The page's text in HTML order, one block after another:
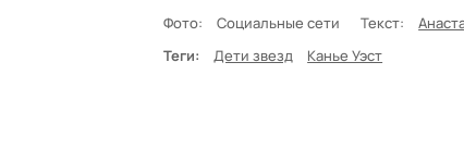
Фото: Социальные сети Текст:
Теги:
Дети звезд Канье Уэст